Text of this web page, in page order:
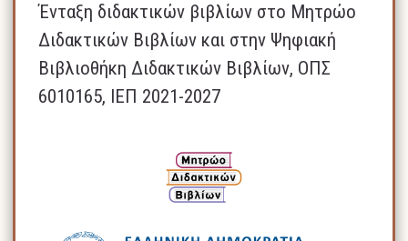
Ένταξη διδακτικών βιβλίων στο Μητρώο
Διδακτικών Βιβλίων και στην Ψηφιακή
Βιβλιοθήκη Διδακτικών Βιβλίων, ΟΠΣ
6010165, ΙΕΠ 2021-2027